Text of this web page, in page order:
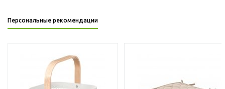
Персональные рекомендации